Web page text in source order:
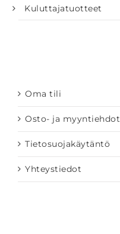
Kuluttajatuotteet
Oma tili
Osto- ja myyntiehdot
Tietosuojakäytäntö
Yhteystiedot